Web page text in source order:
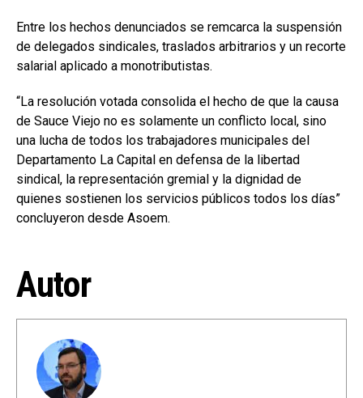
Entre los hechos denunciados se remcarca la suspensión
de delegados sindicales, traslados arbitrarios y un recorte
salarial aplicado a monotributistas.
“La resolución votada consolida el hecho de que la causa
de Sauce Viejo no es solamente un conflicto local, sino
una lucha de todos los trabajadores municipales del
Departamento La Capital en defensa de la libertad
sindical, la representación gremial y la dignidad de
quienes sostienen los servicios públicos todos los días”
concluyeron desde Asoem.
Autor